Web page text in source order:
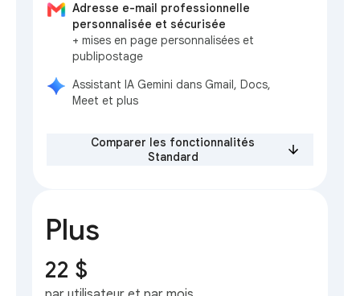
Adresse e-mail professionnelle
personnalisée et sécurisée
+ mises en page personnalisées et
publipostage
Assistant IA Gemini dans Gmail, Docs,
Meet et plus
Comparer les fonctionnalités
Standard
Plus
22 $